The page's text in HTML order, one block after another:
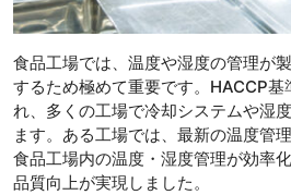
食品工場では、温度や湿度の管理が
するため極めて重要です。HACCP基
れ、多くの工場で冷却システムや湿
ます。ある工場では、最新の温度管
食品工場内の温度・湿度管理が効率
品質向上が実現しました。